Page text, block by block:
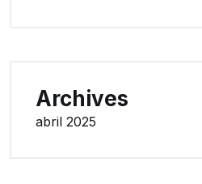
Archives
abril 2025